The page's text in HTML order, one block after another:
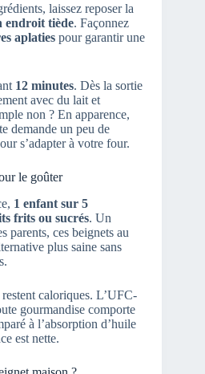
laissez reposer la
endroit tiède. Façonnez
aplaties pour garantir une
12 minutes. Dès la sortie
avec du lait et
non ? En apparence,
demande un peu de
s’adapter à votre four.
le goûter
1 enfant sur 5
frits ou sucrés. Un
parents, ces beignets au
plus saine sans
caloriques. L’UFC-
gourmandise comporte
à l’absorption d’huile
est nette.